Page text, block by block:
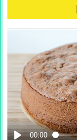
00:00